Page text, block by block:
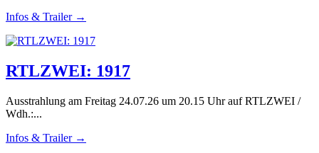
Infos & Trailer →
RTLZWEI: 1917
Ausstrahlung am Freitag 24.07.26 um 20.15 Uhr auf RTLZWEI /
Wdh.:...
Infos & Trailer →